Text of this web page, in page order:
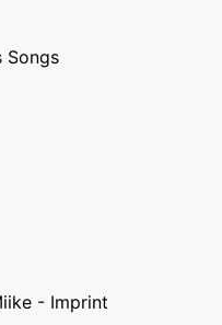
Songs
- Imprint